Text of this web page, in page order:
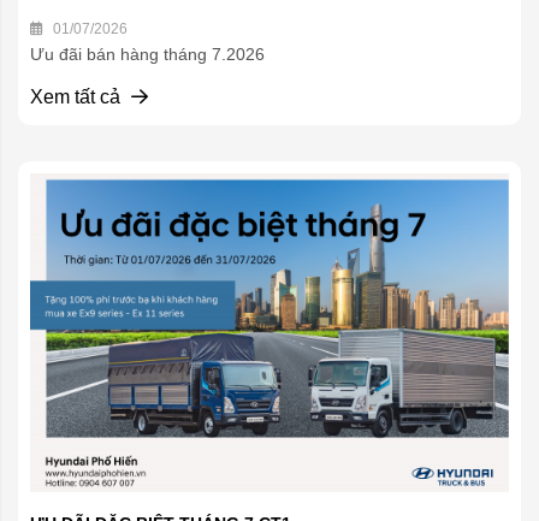
01/07/2026
Ưu đãi bán hàng tháng 7.2026
Xem tất cả